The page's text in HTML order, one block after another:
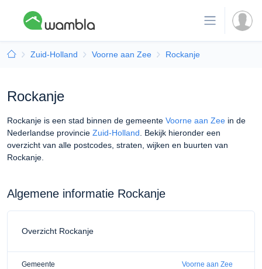
Zuid-Holland Voorne aan Zee Rockanje
Rockanje
Rockanje is een stad binnen de gemeente Voorne aan Zee in de
Nederlandse provincie Zuid-Holland . Bekijk hieronder een
overzicht van alle postcodes, straten, wijken en buurten van
Rockanje.
Algemene informatie Rockanje
Overzicht Rockanje
Gemeente Voorne aan Zee